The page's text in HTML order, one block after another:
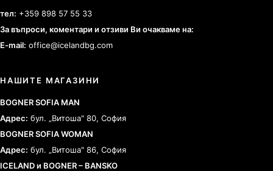
тел: +359 898 57 55 33
За въпроси, коментари и отзиви Ви очакваме на:
E-mail: office@icelandbg.com
НАШИТЕ МАГАЗИНИ
BOGNER SOFIA MAN
Адрес: бул. „Витоша" 80, София
BOGNER SOFIA WOMAN
Адрес: бул. „Витоша" 86, София
ICELAND и BOGNER – BANSKO